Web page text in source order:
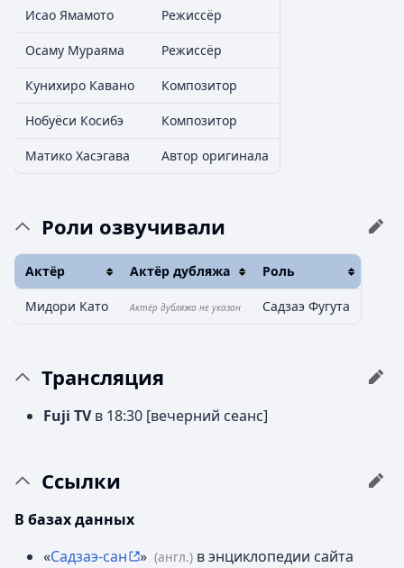
Исао Ямамото Режиссёр
Осаму Мураяма Режиссёр
Кунихиро Кавано Композитор
Нобуёси Косибэ Композитор
Матико Хасэгава Автор оригинала
Роли озвучивали
Актёр Актёр дубляжа Роль
Мидори Като Актёр дубляжа не указан Садзаэ Фугута
Трансляция
Fuji TVв 18:30 [вечерний сеанс]
Ссылки
В базах данных
«Садзаэ-сан » (англ.) в энциклопедии сайта